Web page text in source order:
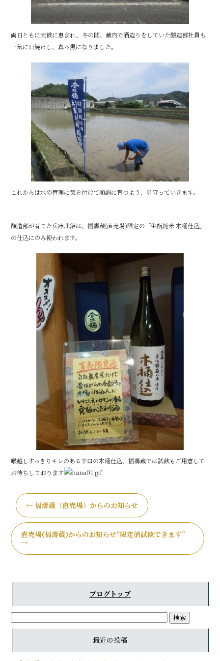
両日ともに天候に恵まれ、冬の間、蔵内で酒造りをしていた醸造部社員も
一気に日焼けし、真っ黒になりました。
これからは水の管理に気を付けて順調に育つよう、見守っていきます。
醸造部が育てた兵庫北錦は、福壽蔵(直売場)限定の「生酛純米 木桶仕込」
の仕込にのみ使われます。
喉越しすっきりキレのある辛口の木桶仕込、福壽蔵では試飲もご用意して
お待ちしております
← 福壽蔵（直売場）からのお知らせ
直売場(福壽蔵)からのお知らせ“限定酒試飲できます”
→
ブログトップ
最近の投稿